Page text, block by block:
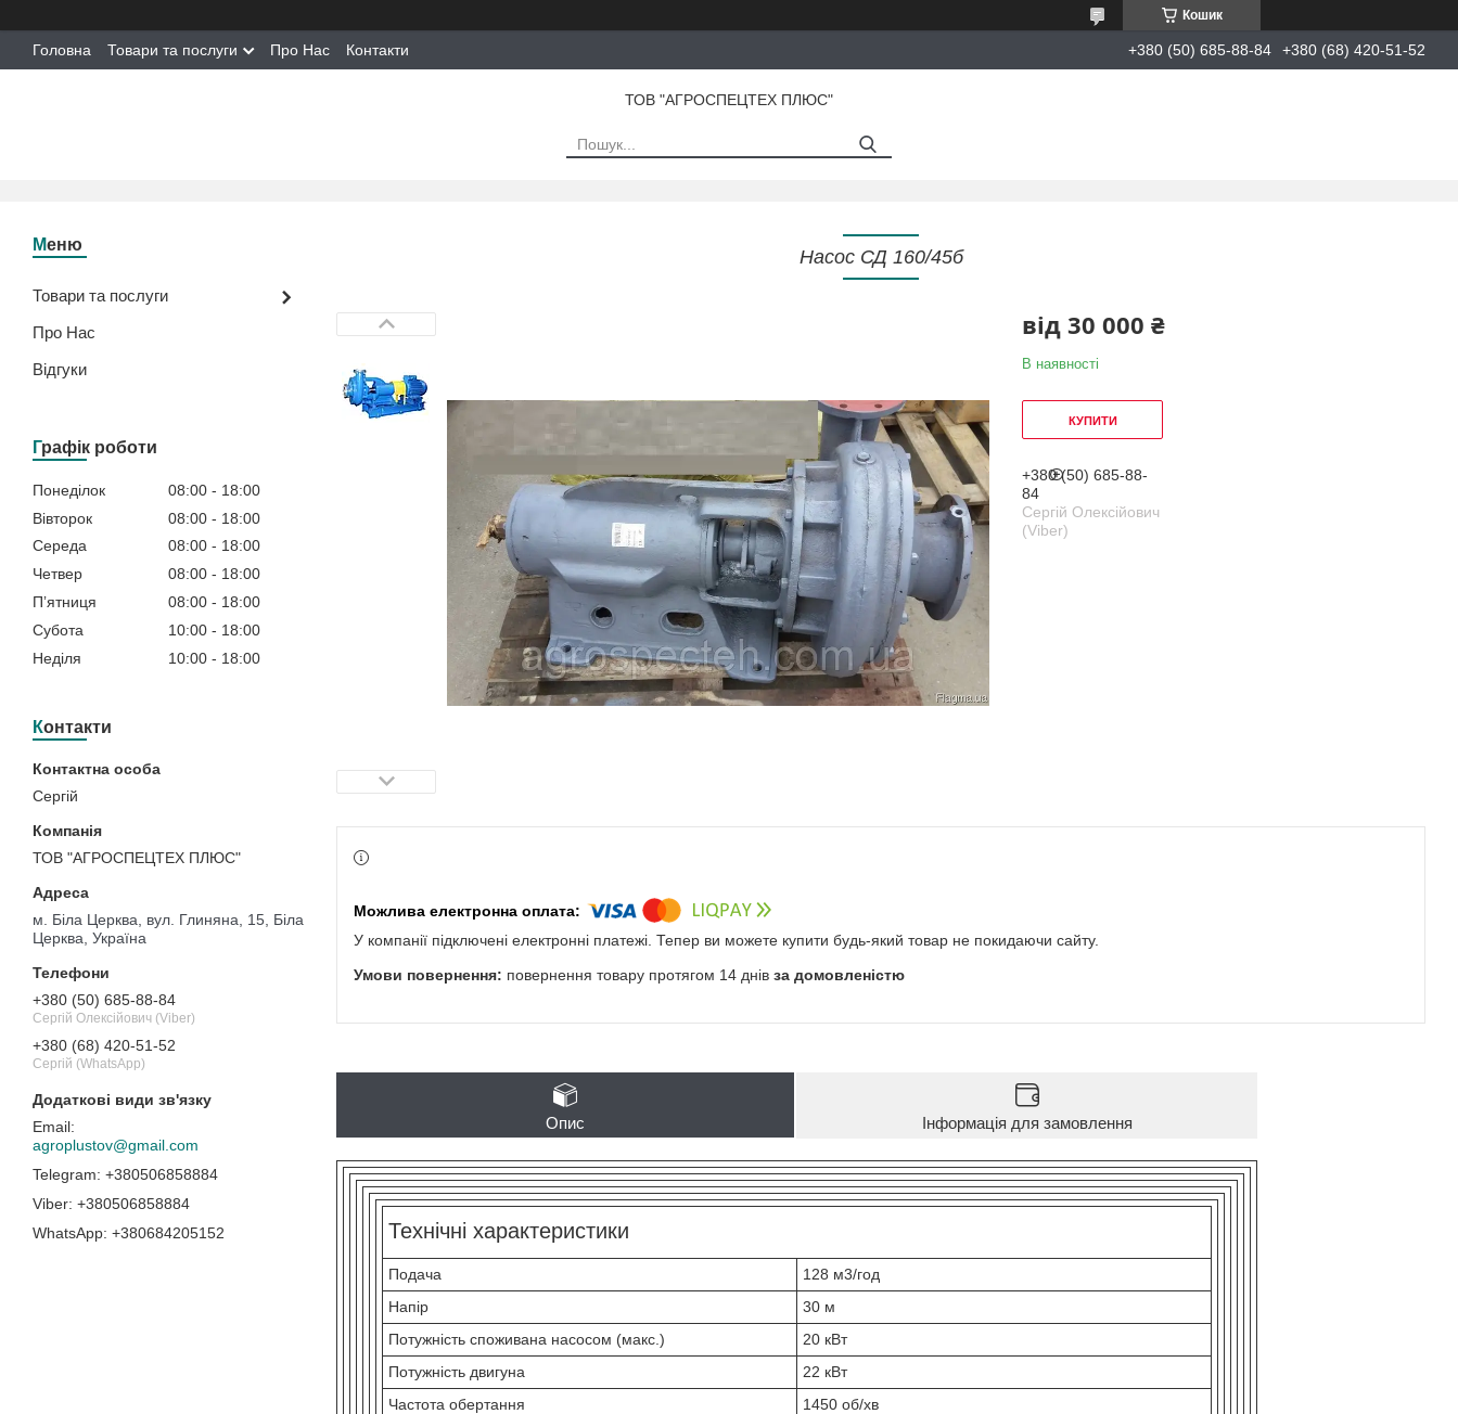
Кошик
Головна Товари та послуги Про Нас Контакти +380 (50) 685-88-84 +380 (68) 420-51-52
ТОВ "АГРОСПЕЦТЕХ ПЛЮС"
Товари та послуги
Про Нас
Відгуки
Графік роботи
Понеділок 08:00
18:00
Вівторок
08:00
18:00
Середа
08:00
18:00
Четвер
08:00
18:00
Пʼятниця
08:00
18:00
Субота
10:00
18:00
Неділя
10:00 18:00
Контакти
Сергій
ТОВ "АГРОСПЕЦТЕХ ПЛЮС"
м. Біла Церква, вул. Глиняна, 15, Біла
Церква, Україна
+380 (50) 685-88-84
Сергій Олексійович (Viber)
+380 (68) 420-51-52
Сергій (WhatsApp)
agroplustov@gmail.com
+380506858884
+380506858884
+380684205152
Насос СД 160/45б
від30 000 ₴
В наявності
КУПИТИ
+380 (50) 685-88-
84
Сергій Олексійович
(Viber)
У компанії підключені електронні платежі. Тепер ви можете купити будь-який товар не покидаючи сайту.
повернення товару протягом 14 днів за домовленістю
Опис Інформація для замовлення
Технічні характеристики
Подача
128 м3/год
Напір
30 м
Потужність споживана насосом (макс.)
20 кВт
Потужність двигуна
22 кВт
Частота обертання
1450 об/хв